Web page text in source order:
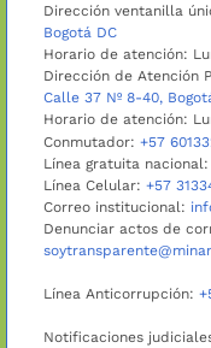
Dirección ventanilla
Bogotá DC
Horario de atención:
Dirección de Atención
Calle 37 Nº 8-40,
Horario de atención:
Conmutador: +57
Línea gratuita nacional:
Línea Celular: +57
Correo institucional:
Denunciar actos de
Línea Anticorrupción:
Notificaciones